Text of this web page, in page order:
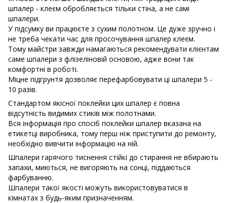
шпалер - клеєм обробляється тільки стіна, а не самі
шпалери.
У підсумку ви працюєте з сухим полотном. Це дуже зручно і
не треба чекати час для просочування шпалер клеєм.
Тому майстри завжди намагаються рекомендувати клієнтам
саме шпалери з флізеліновій основою, адже вони так
комфортні в роботі.
Міцне підгрунтя дозволяє перефарбовувати ці шпалери 5 -
10 разів.
Стандартом якісної поклейки цих шпалер є повна
відсутність видимих ​​стиків між полотнами.
Вся інформація про спосіб поклейки шпалер вказана на
етикетці виробника, тому перш ніж приступити до ремонту,
необхідно вивчити інформацію на ній.
Шпалери гарячого тиснення стійкі до стирання не вбирають
запахи, миються, не вигоряють на сонці, піддаються
фарбуванню.
Шпалери такої якості можуть використовуватися в
кімнатах з будь-яким призначенням.